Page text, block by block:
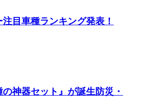
目車種ランキング発表！
の神器セット』が誕生防災・